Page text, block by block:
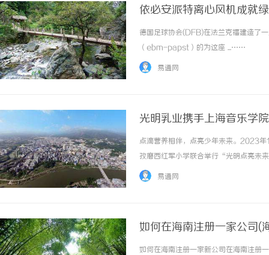
依必安派特离心风机成就
德国足球协会(DFB)在法兰克福建造
（ebm-papst）的为这座 ...……
易通网
光明乳业携手上海音乐学
点滴营养相伴，点亮少年未来。2023
孜磨西红军小学联合举行“光明点亮未
院长廖昌永，光明乳业党委副书记、总
易通网
如何在海南注册一家公司(
如何在海南注册一家新公司在海南注册